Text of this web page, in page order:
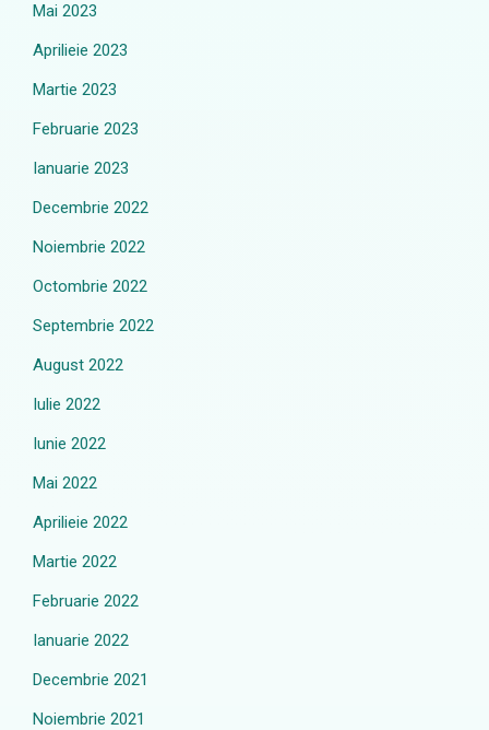
Mai 2023
Aprilieie 2023
Martie 2023
Februarie 2023
Ianuarie 2023
Decembrie 2022
Noiembrie 2022
Octombrie 2022
Septembrie 2022
August 2022
Iulie 2022
Iunie 2022
Mai 2022
Aprilieie 2022
Martie 2022
Februarie 2022
Ianuarie 2022
Decembrie 2021
Noiembrie 2021